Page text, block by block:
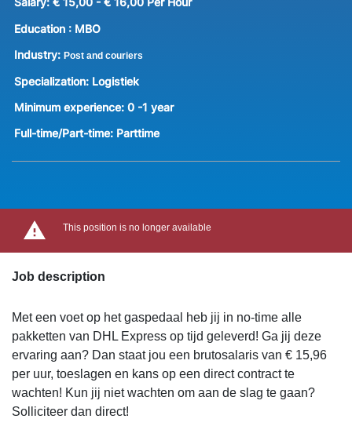
Education : MBO
Industry: Post and couriers
Specialization: Logistiek
Minimum experience: 0 -1 year
Full-time/Part-time: Parttime
This position is no longer available
Job description
Met een voet op het gaspedaal heb jij in no-time alle
pakketten van DHL Express op tijd geleverd! Ga jij deze
ervaring aan? Dan staat jou een brutosalaris van € 15,96
per uur, toeslagen en kans op een direct contract te
wachten! Kun jij niet wachten om aan de slag te gaan?
Solliciteer dan direct!